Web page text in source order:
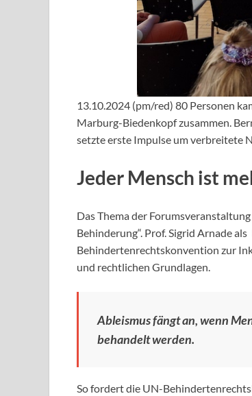
13.10.2024 (pm/red) 80 Personen
Marburg-Biedenkopf zusammen.
setzte erste Impulse um verbreitete
Jeder Mensch ist
Das Thema der
Behinderung“. Prof. Sigrid Arnade
Behindertenrechtskonvention zur
und rechtlichen Grundlagen.
Ableismus fängt an, wenn
behandelt werden.
So fordert die UN-